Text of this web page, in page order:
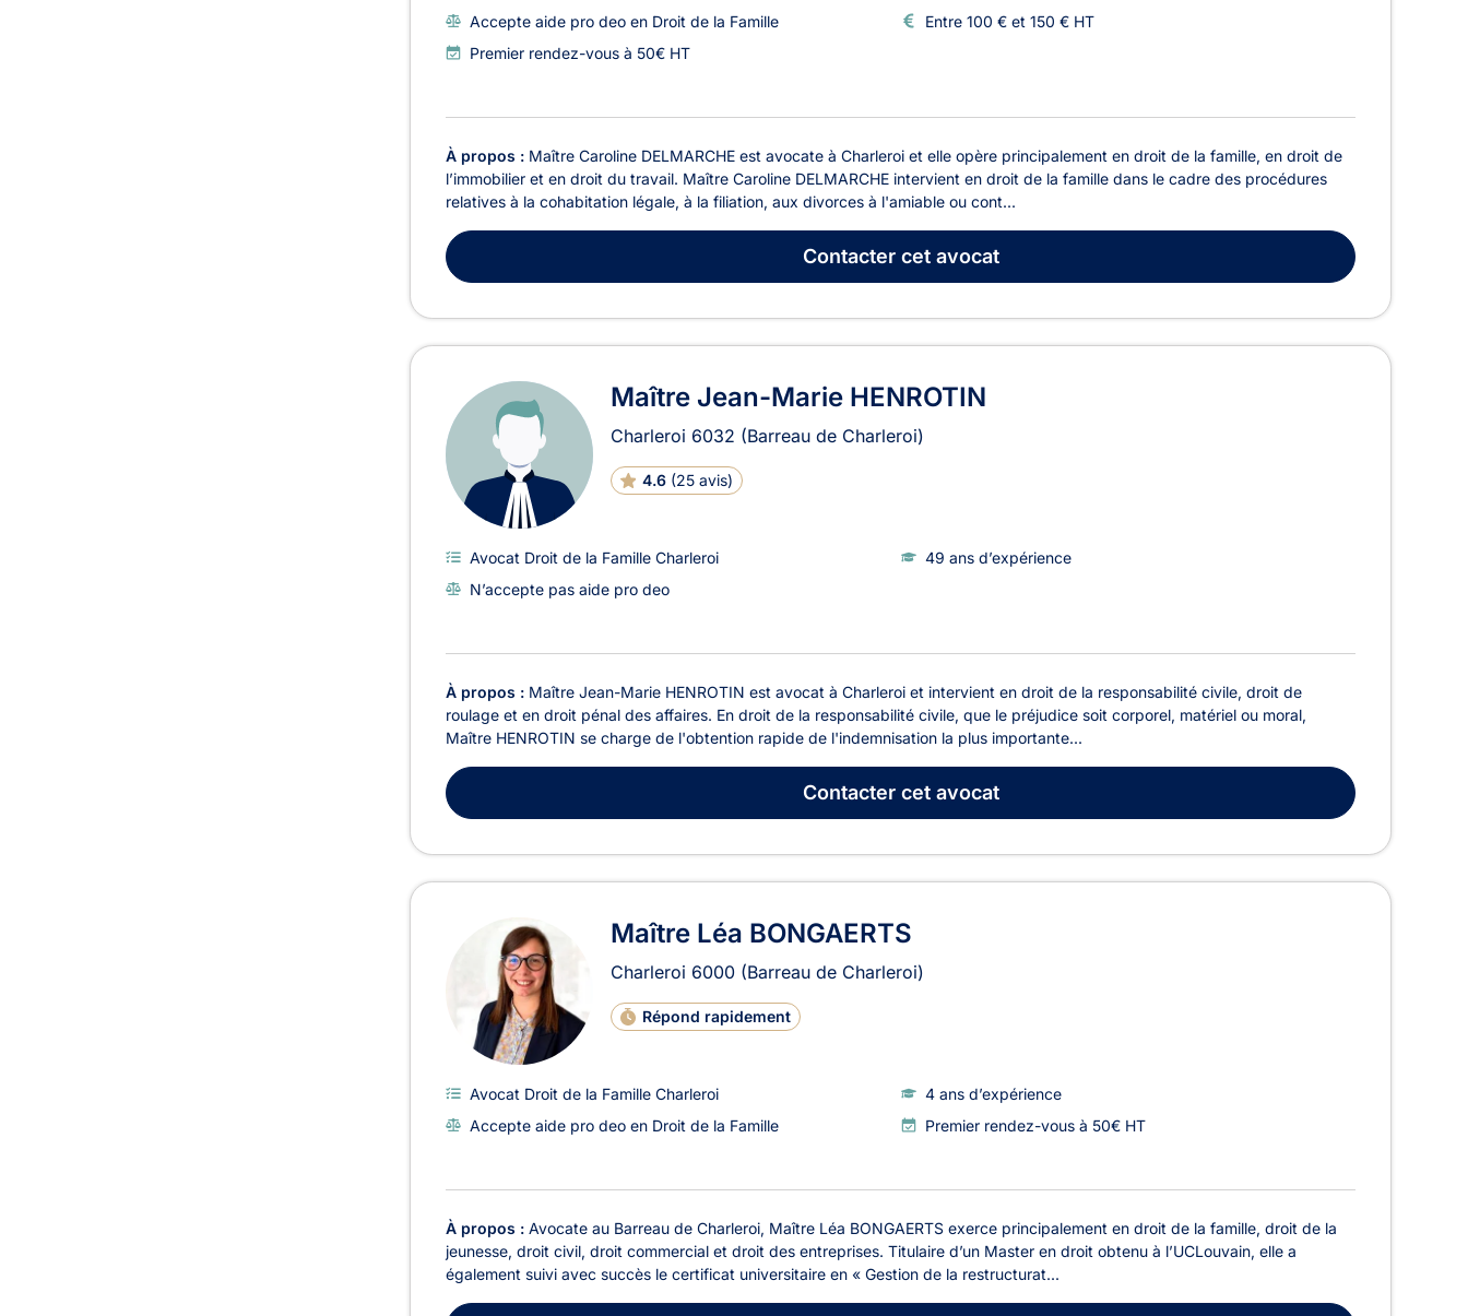
Accepte aide pro deo en Droit de la Famille
Entre 100 € et 150 € HT
Premier rendez-vous à 50€ HT
À propos : Maître Caroline DELMARCHE est avocate à Charleroi et elle opère principalement en droit de la famille, en droit de
l’immobilier et en droit du travail. Maître Caroline DELMARCHE intervient en droit de la famille dans le cadre des procédures
relatives à la cohabitation légale, à la filiation, aux divorces à l'amiable ou cont...
Contactercet avocat
Maître Jean-Marie HENROTIN
Charleroi 6032 (Barreau de Charleroi)
4.6 (25 avis)
Avocat Droit de la Famille Charleroi
49 ans d’expérience
N’accepte pas aide pro deo
À propos : Maître Jean-Marie HENROTIN est avocat à Charleroi et intervient en droit de la responsabilité civile, droit de
roulage et en droit pénal des affaires. En droit de la responsabilité civile, que le préjudice soit corporel, matériel ou moral,
Maître HENROTIN se charge de l'obtention rapide de l'indemnisation la plus importante...
Contactercet avocat
Maître Léa BONGAERTS
Charleroi 6000 (Barreau de Charleroi)
Répond rapidement
Avocat Droit de la Famille Charleroi
4 ans d’expérience
Accepte aide pro deo en Droit de la Famille
Premier rendez-vous à 50€ HT
À propos : Avocate au Barreau de Charleroi, Maître Léa BONGAERTS exerce principalement en droit de la famille, droit de la
jeunesse, droit civil, droit commercial et droit des entreprises. Titulaire d’un Master en droit obtenu à l’UCLouvain, elle a
également suivi avec succès le certificat universitaire en « Gestion de la restructurat...